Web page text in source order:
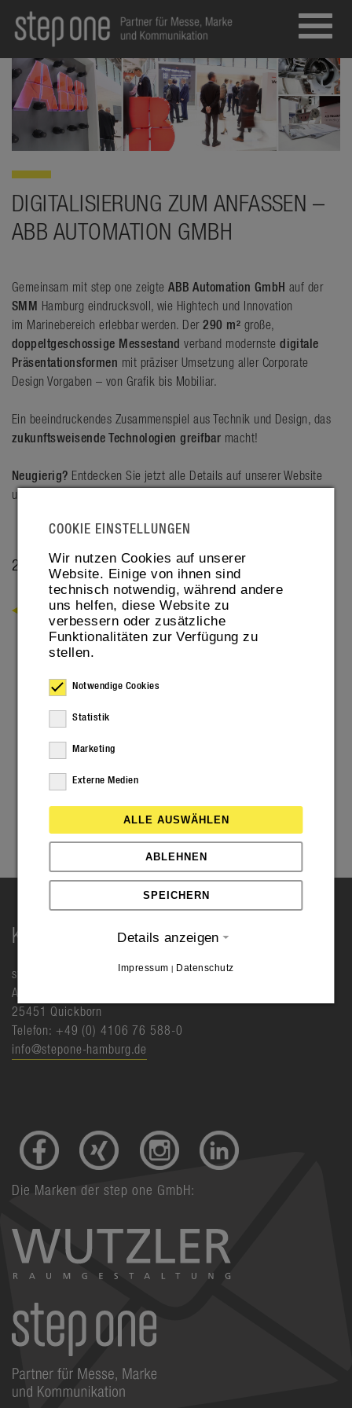
DIGITALISIERUNG ZUM ANFASSEN –
ABB AUTOMATION GMBH
Gemeinsam mit step one zeigteABB Automation GmbHauf der
SMM
Hamburg eindrucksvoll, wie Hightech und Innovation
im Marinebereich erlebbar werden. Der290 m² große,
doppeltgeschossige Messestandverband modernstedigitale
Präsentationsformen mit präziser Umsetzung aller Corporate
Design Vorgaben – von Grafik bis Mobiliar.
Ein beeindruckendes Zusammenspiel aus Technik und Design, das
zukunftsweisende Technologien greifbar macht!
Neugierig? Entdecken Sie jetzt alle Details auf unserer Website
unter den
27. APRIL 2026
ZURÜCK
KONTAKT
step one GmbH
Albert-Einstein-Ring 6
25451 Quickborn
Telefon: +49 (0) 4106 76 588-0
info@stepone-hamburg.de
Die Marken der step one GmbH:
COOKIE EINSTELLUNGEN
Wir nutzen Cookies auf unserer
Website. Einige von ihnen sind
technisch notwendig, während andere
uns helfen, diese Website zu
verbessern oder zusätzliche
Funktionalitäten zur Verfügung zu
stellen.
Notwendige Cookies
Statistik
Marketing
Externe Medien
ALLE AUSWÄHLEN
ABLEHNEN
SPEICHERN
Details anzeigen
Impressum Datenschutz